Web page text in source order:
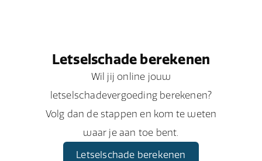
Letselschade berekenen
Wil jij online jouw
letselschadevergoeding berekenen?
Volg dan de stappen en kom te weten
waar je aan toe bent.
Letselschade berekenen